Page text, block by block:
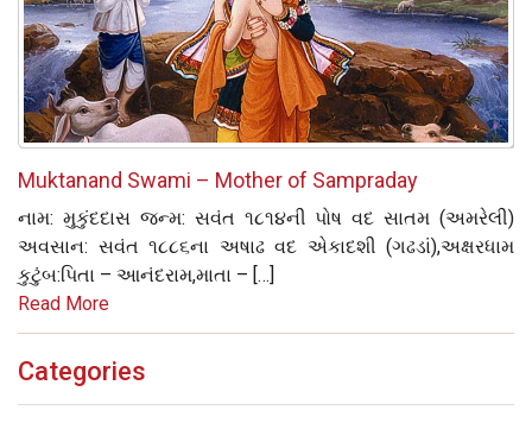
Muktanand Swami – Mother of Sampraday
નામ: મુકુંદદાસ જન્મ: સવંત ૧૮૧૪ની પોષ વદ સાતમ (અમરેલી)
અવસાન: સવંત ૧૮૮૬ના અષાઢ વદ એકાદશી (ગઢડાં),અક્ષરધામ
કુટુંબ:પિતા – આનંદરામ,માતા – […]
Read More
Categories